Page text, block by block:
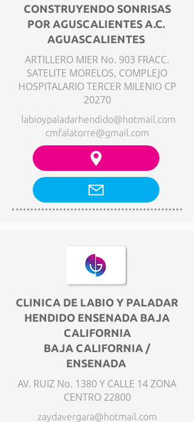
CONSTRUYENDO SONRISAS
POR AGUSCALIENTES A.C.
AGUASCALIENTES
ARTILLERO MIER No. 903 FRACC.
SATELITE MORELOS, COMPLEJO
HOSPITALARIO TERCER MILENIO CP
20270
labioypaladarhendido@hotmail.com
cmfalatorre@gmail.com
CLINICA DE LABIO Y PALADAR
HENDIDO ENSENADA BAJA
CALIFORNIA
BAJA CALIFORNIA /
ENSENADA
AV. RUIZ No. 1380 Y CALLE 14 ZONA
CENTRO 22800
zaydavergara@hotmail.com